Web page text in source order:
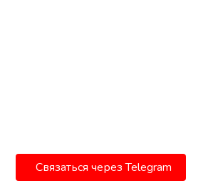
Связаться через Telegram